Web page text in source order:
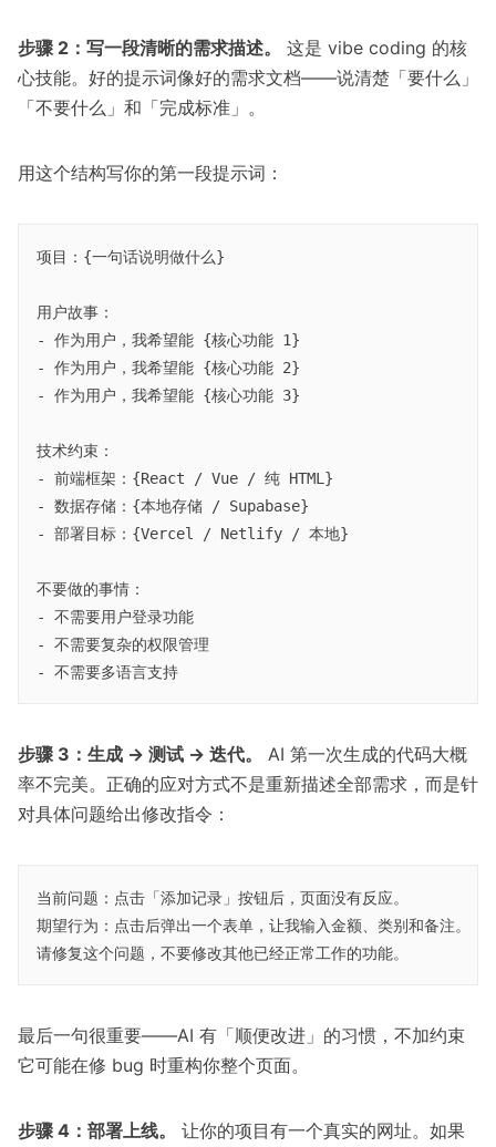
步骤 2：写一段清晰的需求描述。
这是 vibe coding 的核
心技能。好的提示词像好的需求文档——说清楚「要什么」
「不要什么」和「完成标准」。
用这个结构写你的第一段提示词：
项目：{一句话说明做什么}
用户故事：
- 作为用户，我希望能 {核心功能 1}
- 作为用户，我希望能 {核心功能 2}
- 作为用户，我希望能 {核心功能 3}
技术约束：
- 前端框架：{React / Vue / 纯 HTML}
- 数据存储：{本地存储 / Supabase}
- 部署目标：{Vercel / Netlify / 本地}
不要做的事情：
- 不需要用户登录功能
- 不需要复杂的权限管理
步骤 3：生成 → 测试 → 迭代。
AI 第一次生成的代码大概
率不完美。正确的应对方式不是重新描述全部需求，而是针
对具体问题给出修改指令：
当前问题：点击「添加记录」按钮后，页面没有反应。
期望行为：点击后弹出一个表单，让我输入金额、类别和备注。
最后一句很重要——AI 有「顺便改进」的习惯，不加约束
它可能在修 bug 时重构你整个页面。
步骤 4：部署上线。 让你的项目有一个真实的网址。如果